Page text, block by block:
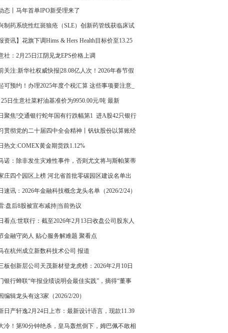
）-焦点讯息
态丨马年首单IPO新受理来了
制药系统性红斑狼疮（SLE）创新药管线获临床试
准_焦点讯息
报资讯】花旗下调Hims & Hers Health目标价至13.25
社：2月25日江阴见龙EPS价格上调
关注:新华社权威快报|28.08亿人次！2026年春节假
通出行活力澎湃
可预约！办理2025年度个税汇算 这些事项要注意_
日生意社菜籽油基准价为9950.00元/吨 最新
聚焦!交通银行蛇年国有行跌幅第1 进A股42只银行
幅前5
贯彻党的二十届四中全会精神丨钒钛股份以算账经
动价值创造 实现月度生产经营目标_今日报
热文:COMEX黄金期货跌1.12%
诺：除非发生灾难性事件，否则尤文将与斯帕莱蒂
续约-观点
庄四个园区上榜 河北省首批零碳园区建设名单出
速讯：2026年金融科技概念龙头名单（2026/2/24）
:盘后8股被宣布减持|当前热议
看点:世联行：截至2026年2月13日收盘公司股东人
55190户
金融守岗人 贴心服务解难题 聚看点
在杭州成立新数科技术公司 报道
板创新层公司天茂新材登龙虎榜：2026年2月10日
年2月24日涨跌幅累计达到-61.90%_通讯
银行蝉联“年报业绩说明会最佳实践”，摘得“董事
公室优秀实践” 最新消息
编辑龙头有这3家（2026/2/20）
日产轩逸2月24日上市：最新设计语言，现款11.39
起-每日消息
冷！第90分钟绝杀，皇马轰然倒下，姆巴佩不敢相